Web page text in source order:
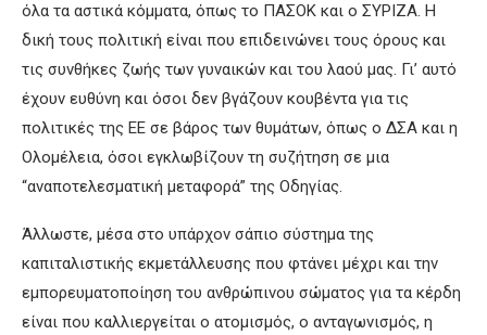
όλα τα αστικά κόμματα, όπως το ΠΑΣΟΚ και ο ΣΥΡΙΖΑ. Η
δική τους πολιτική είναι που επιδεινώνει τους όρους και
τις συνθήκες ζωής των γυναικών και του λαού μας. Γι’ αυτό
έχουν ευθύνη και όσοι δεν βγάζουν κουβέντα για τις
πολιτικές της ΕΕ σε βάρος των θυμάτων, όπως ο ΔΣΑ και η
Ολομέλεια, όσοι εγκλωβίζουν τη συζήτηση σε μια
“αναποτελεσματική μεταφορά” της Οδηγίας.
Άλλωστε, μέσα στο υπάρχον σάπιο σύστημα της
καπιταλιστικής εκμετάλλευσης που φτάνει μέχρι και την
εμπορευματοποίηση του ανθρώπινου σώματος για τα κέρδη
είναι που καλλιεργείται ο ατομισμός, ο ανταγωνισμός, η